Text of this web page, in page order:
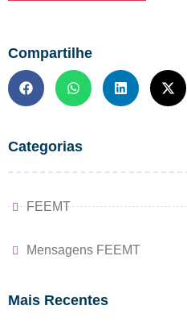
Compartilhe
Categorias
FEEMT
Mensagens FEEMT
Mais Recentes